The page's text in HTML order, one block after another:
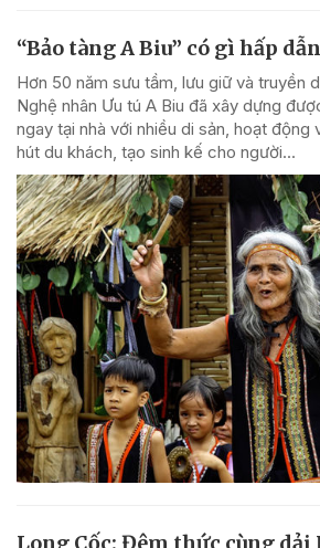
“Bảo tàng A Biu” có gì hấp
Hơn 50 năm sưu tầm, lưu giữ và truyền
Nghệ nhân Ưu tú A Biu đã xây dựng
ngay tại nhà với nhiều di sản, hoạt động
hút du khách, tạo sinh kế cho người...